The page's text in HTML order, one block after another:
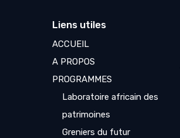
Liens utiles
ACCUEIL
A PROPOS
PROGRAMMES
Laboratoire africain des
patrimoines
Greniers du futur